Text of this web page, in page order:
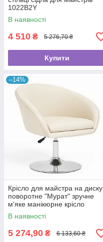
1022B2Y
В наявності
4 510 ₴ 5 276,70 ₴
Купити
–14%
Крісло для майстра на диску
поворотне "Мурат" зручне
м'яке манікюрне крісло
В наявності
5 274,90 ₴ 6 133,60 ₴